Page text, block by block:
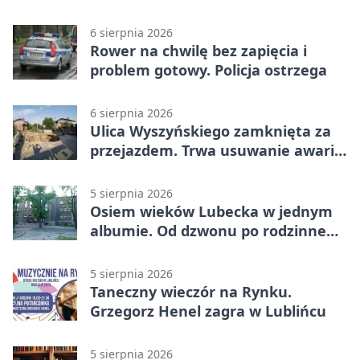
6 sierpnia 2026
Rower na chwilę bez zapięcia i
problem gotowy. Policja ostrzega
6 sierpnia 2026
Ulica Wyszyńskiego zamknięta za
przejazdem. Trwa usuwanie awarii
5 sierpnia 2026
Osiem wieków Lubecka w jednym
albumie. Od dzwonu po rodzinne
5 sierpnia 2026
Taneczny wieczór na Rynku.
Grzegorz Henel zagra w Lublińcu
5 sierpnia 2026